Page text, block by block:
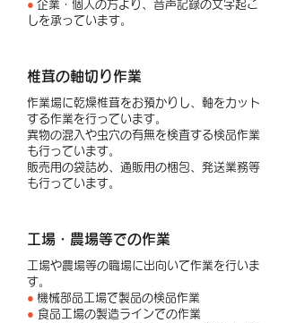
● 企業・個人の方より、音声記録の文字起こ
しを承っています。
椎茸の軸切り作業
作業場に乾燥椎茸をお預かりし、軸をカット
する作業を行っています。
異物の混入や虫穴の有無を検査する検品作業
も行っています。
販売用の袋詰め、通販用の梱包、発送業務等
も行っています。
工場・農場等での作業
工場や農場等の職場に出向いて作業を行いま
す。
● 機械部品工場で製品の検品作業
● 食品工場の製造ラインでの作業